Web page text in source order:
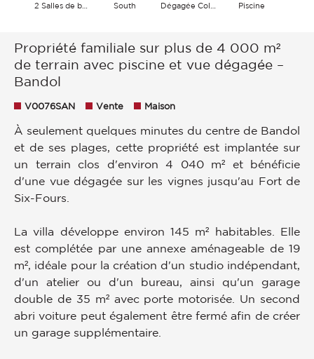
South Piscine
Propriété familiale sur plus de 4 000 m²
de terrain avec piscine et vue dégagée –
Bandol
V0076SAN Vente Maison
À seulement quelques minutes du centre de Bandol
et de ses plages, cette propriété est implantée sur
un terrain clos d'environ 4 040 m² et bénéficie
d'une vue dégagée sur les vignes jusqu'au Fort de
Six-Fours.
La villa développe environ 145 m² habitables. Elle
est complétée par une annexe aménageable de 19
m², idéale pour la création d'un studio indépendant,
d'un atelier ou d'un bureau, ainsi qu'un garage
double de 35 m² avec porte motorisée. Un second
abri voiture peut également être fermé afin de créer
un garage supplémentaire.